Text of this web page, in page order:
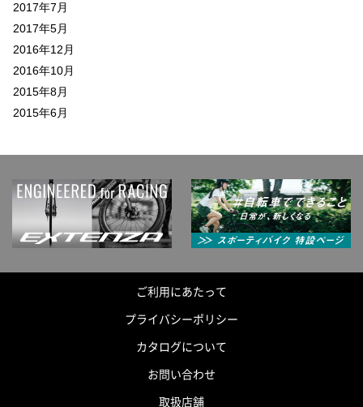
2017年7月
2017年5月
2016年12月
2016年10月
2015年8月
2015年6月
ご利用にあたって
プライバシーポリシー
カタログについて
お問い合わせ
取扱店舗